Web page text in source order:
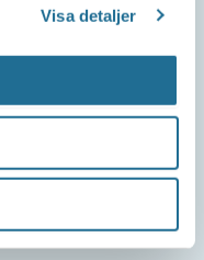
Visa detaljer